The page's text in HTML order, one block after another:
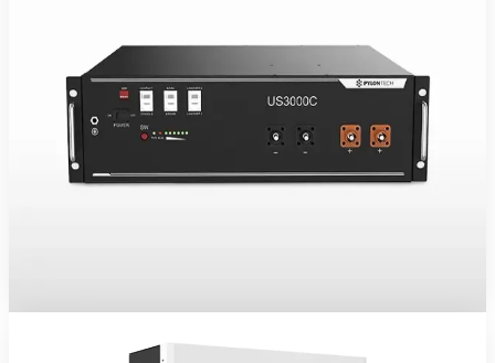
Batterie lithium LiFePO4 Pylontech US3000C 48 V 74 Ah (≈ 3,5
kWh nominal) — sécurité, cyclage élevé et décharge profonde sans
entretien.
902 700 FCFA TTC